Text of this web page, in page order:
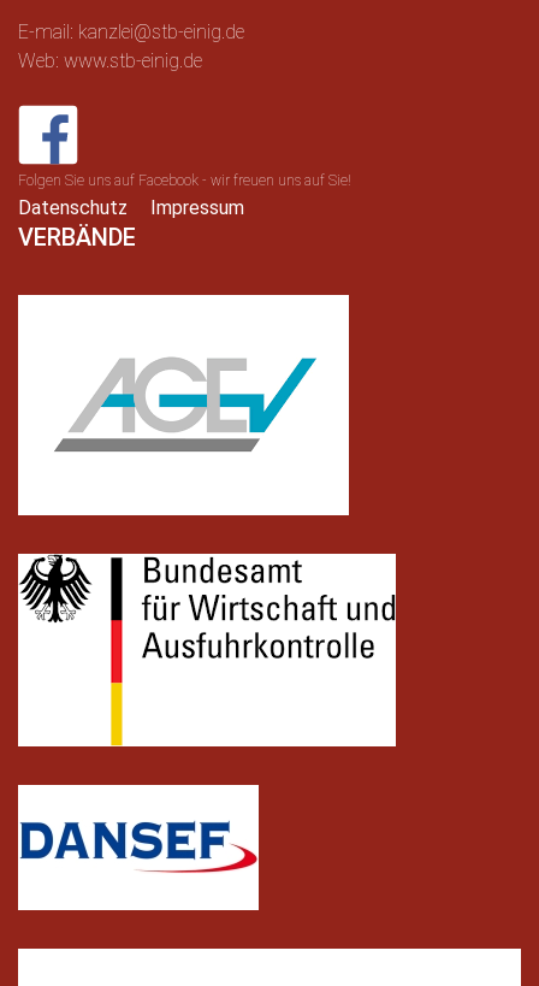
E-mail: kanzlei@stb-einig.de
Web: www.stb-einig.de
Folgen Sie uns auf Facebook - wir freuen uns auf Sie!
Datenschutz Impressum
VERBÄNDE